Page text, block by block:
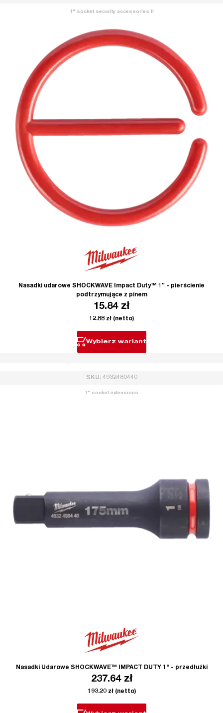
1" socket security accessories II
Nasadki udarowe SHOCKWAVE Impact Duty™ 1″ - pierścienie
podtrzymujące z pinem
15.84 zł
12.88 zł (netto)
Wybierz wariant
SKU: 4932480440
1" socket extensions
Nasadki Udarowe SHOCKWAVE™ IMPACT DUTY 1" - przedłużki
237.64 zł
193.20 zł(netto)